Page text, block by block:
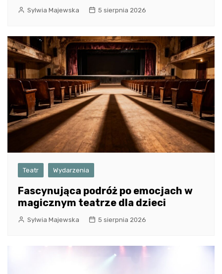
Sylwia Majewska 5 sierpnia 2026
Teatr Wydarzenia
Fascynująca podróż po emocjach w
magicznym teatrze dla dzieci
Sylwia Majewska 5 sierpnia 2026